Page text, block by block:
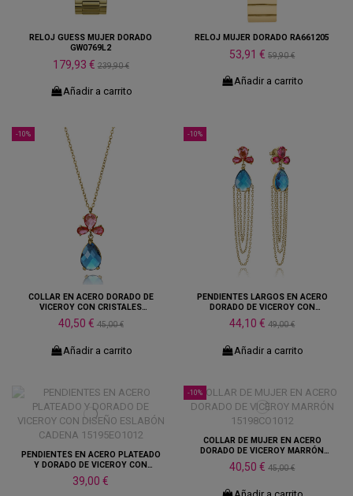
RELOJ GUESS MUJER DORADO
GW0769L2
179,93 € 239,90 €
Añadir a carrito
RELOJ MUJER DORADO RA661205
53,91 €59,90 €
Añadir a carrito
-10%
COLLAR EN ACERO DORADO DE
VICEROY CON CRISTALES
14322CO1012
40,50 € 45,00 €
Añadir a carrito
-10%
PENDIENTES LARGOS EN ACERO
DORADO DE VICEROY CON
CRISTALES Y CADENAS
14322EO1012
44,10 €49,00 €
Añadir a carrito
PENDIENTES EN ACERO PLATEADO
Y DORADO DE VICEROY CON
DISEÑO ESLABÓN CADENA
15195EO1012
39,00 €
-10%
COLLAR DE MUJER EN ACERO
DORADO DE VICEROY MARRÓN
15198CO1012
40,50 €45,00 €